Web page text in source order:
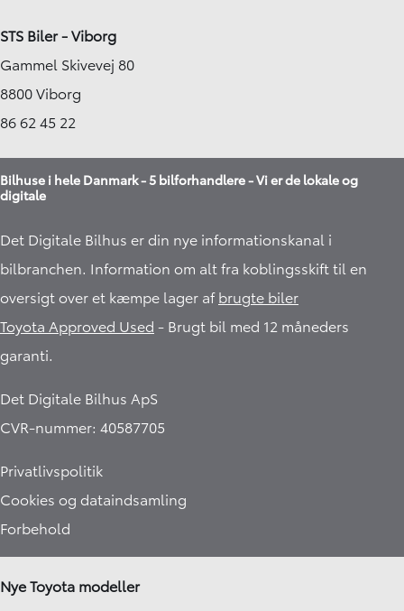
STS Biler - Viborg
Gammel Skivevej 80
8800 Viborg
86 62 45 22
Bilhuse i hele Danmark - 5 bilforhandlere - Vi er de lokale og
digitale
Det Digitale Bilhus er din nye informationskanal i
bilbranchen. Information om alt fra koblingsskift til en
oversigt over et kæmpe lager afbrugte biler
Toyota Approved Used - Brugt bil med 12 måneders
garanti.​
Det Digitale Bilhus ApS
CVR-nummer: 40587705
Privatlivspolitik
Cookies og dataindsamling
Forbehold
Nye Toyota modeller